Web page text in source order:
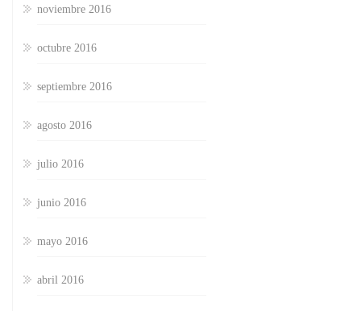
noviembre 2016
octubre 2016
septiembre 2016
agosto 2016
julio 2016
junio 2016
mayo 2016
abril 2016